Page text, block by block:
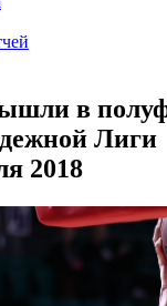
в
Лиги
2018